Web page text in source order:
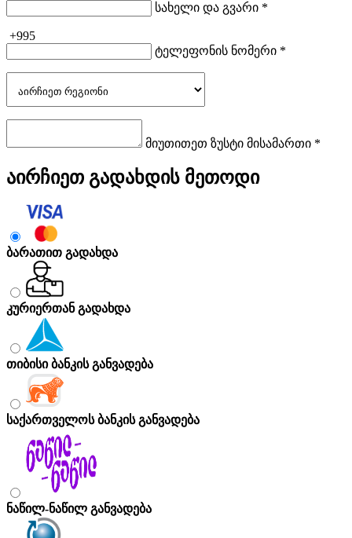
სახელი და გვარი *
+995
ტელეფონის ნომერი *
მიუთითეთ ზუსტი მისამართი *
აირჩიეთ გადახდის მეთოდი
ბარათით გადახდა
კურიერთან გადახდა
თიბისი ბანკის განვადება
საქართველოს ბანკის განვადება
ნაწილ-ნაწილ განვადება